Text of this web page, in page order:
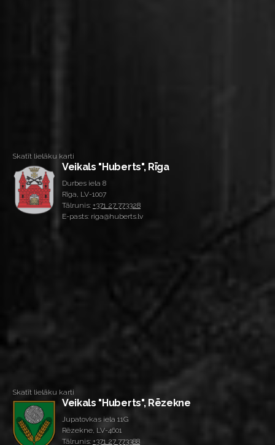
Skatīt lielāku karti
Veikals "Huberts", Rīga
Durbes iela 8
Rīga, LV-1007
Tālrunis: +371 27 773328
E-pasts: riga@huberts.lv
Skatīt lielāku karti
Veikals "Huberts", Rēzekne
Jupatovkas iela 11G
Rēzekne, LV-4601
Tālrunis: +371 27 773388